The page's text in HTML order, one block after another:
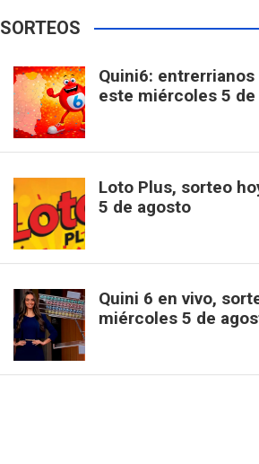
b
o
k
a
i
t
t
e
r
u
b
e
d
SORTEOS
Quini6:
este miércoles 5
Loto Plus, sorteo
5 de agosto
Quini 6 en vivo,
miércoles 5 de